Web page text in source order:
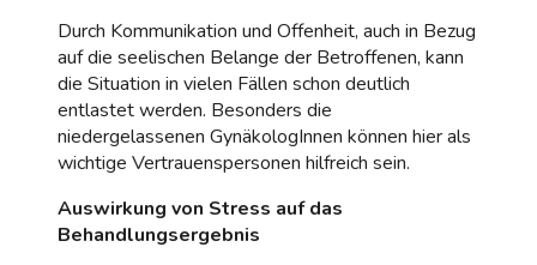
Durch Kommunikation und Offenheit, auch in Bezug
auf die seelischen Belange der Betroffenen, kann
die Situation in vielen Fällen schon deutlich
entlastet werden. Besonders die
niedergelassenen GynäkologInnen können hier als
wichtige Vertrauenspersonen hilfreich sein.
Auswirkung von Stress auf das
Behandlungsergebnis